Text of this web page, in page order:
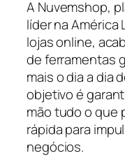
A Nuvemshop,
líder na América
lojas online,
de ferramentas
mais o dia a dia
objetivo é
mão tudo o que
rápida para
negócios.